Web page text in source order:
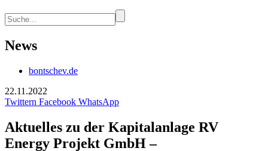
News
bontschev.de
22.11.2022
Twittern Facebook WhatsApp
Aktuelles zu der Kapitalanlage RV
Energy Projekt GmbH –